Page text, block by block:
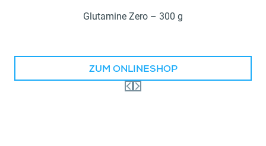
Glutamine Zero – 300 g
ZUM ONLINESHOP